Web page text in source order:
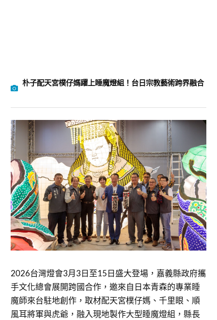
朴子配天宮樸仔媽躍上睡魔燈組！台日宗教藝術跨界融合
2026台灣燈會3月3日至15日盛大登場，嘉義縣政府攜
手文化總會展開跨國合作，邀來自日本青森的專業睡
魔師來台駐地創作，取材配天宮樸仔媽、千里眼、順
風耳將軍與虎爺，融入現地製作大型睡魔燈組，縣長